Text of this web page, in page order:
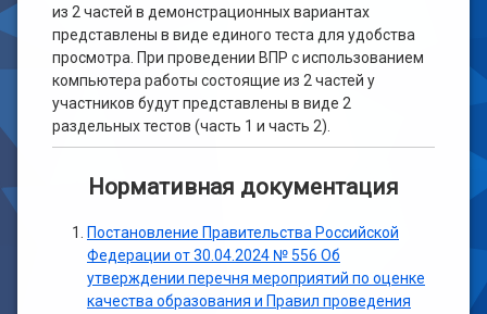
из 2 частей в демонстрационных вариантах
представлены в виде единого теста для удобства
просмотра. При проведении ВПР с использованием
компьютера работы состоящие из 2 частей у
участников будут представлены в виде 2
раздельных тестов (часть 1 и часть 2).
Нормативная документация
Постановление Правительства Российской
Федерации от 30.04.2024 № 556 Об
утверждении перечня мероприятий по оценке
качества образования и Правил проведения